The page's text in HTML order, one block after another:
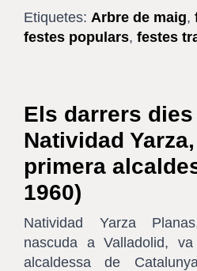
Etiquetes: Arbre de maig,
festes populars, festes
Els darrers dies
Natividad
primera
1960)
Natividad Yarza
nascuda a Valladolid,
alcaldessa de